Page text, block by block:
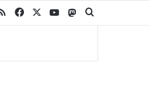
RSS Facebook YouTubeMastodon